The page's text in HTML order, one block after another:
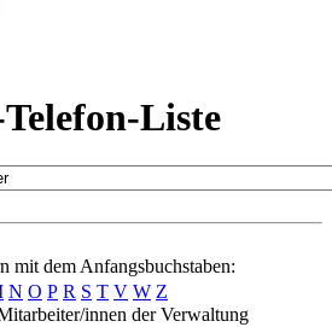
Liste
mit dem Anfangsbuchstaben:
N O P R S T V W Z
innen der Verwaltung